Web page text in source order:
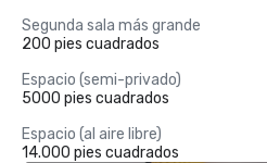
Segunda sala más grande
200 pies cuadrados
Espacio (semi-privado)
5000 pies cuadrados
Espacio (al aire libre)
14.000 pies cuadrados